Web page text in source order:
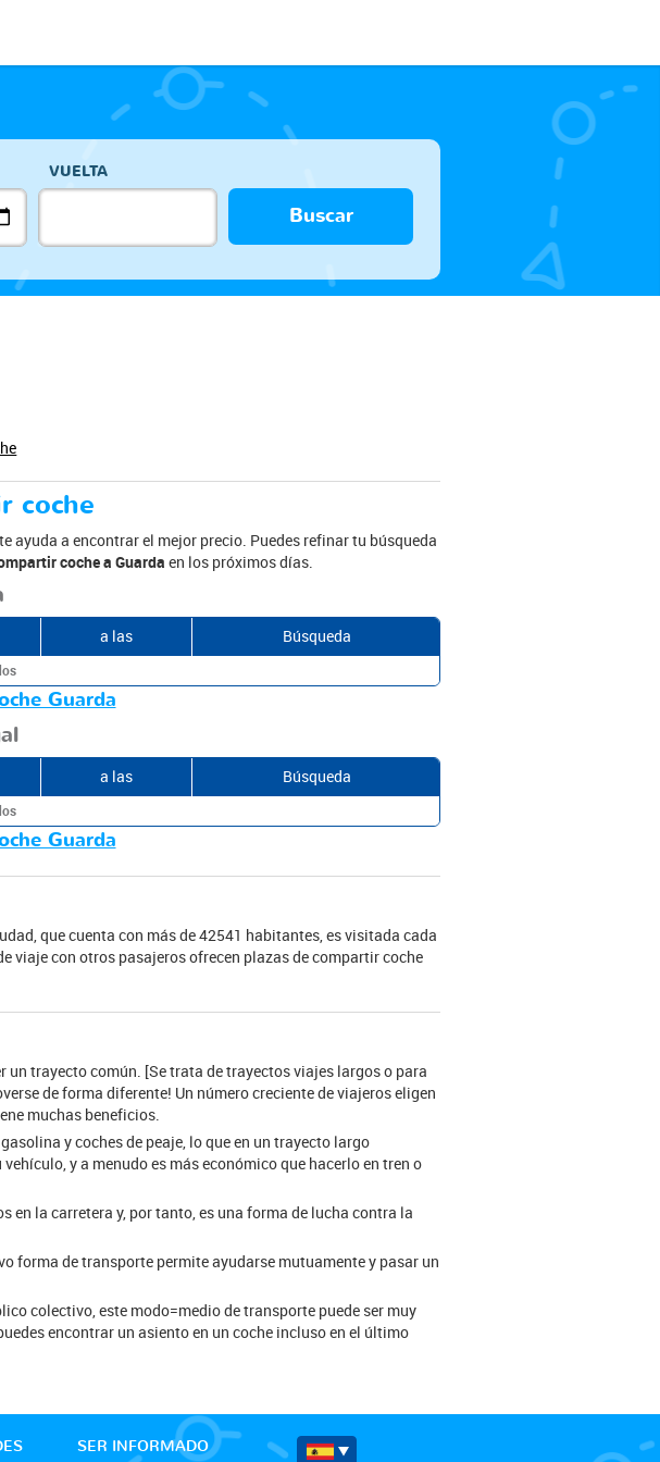
VUELTA
Buscar
coche
ayuda a encontrar el mejor precio. Puedes refinar tu búsqueda
coche a Guarda en los próximos días.
a las Búsqueda
Guarda
a las Búsqueda
Guarda
que cuenta con más de 42541 habitantes, es visitada cada
viaje con otros pasajeros ofrecen plazas de compartir coche
trayecto común. [Se trata de trayectos viajes largos o para
de forma diferente! Un número creciente de viajeros eligen
muchas beneficios.
y coches de peaje, lo que en un trayecto largo
y a menudo es más económico que hacerlo en tren o
la carretera y, por tanto, es una forma de lucha contra la
forma de transporte permite ayudarse mutuamente y pasar un
colectivo, este modo=medio de transporte puede ser muy
encontrar un asiento en un coche incluso en el último
SER INFORMADO